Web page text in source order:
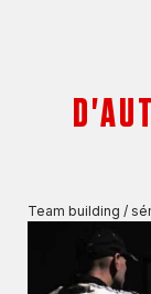
Team building /